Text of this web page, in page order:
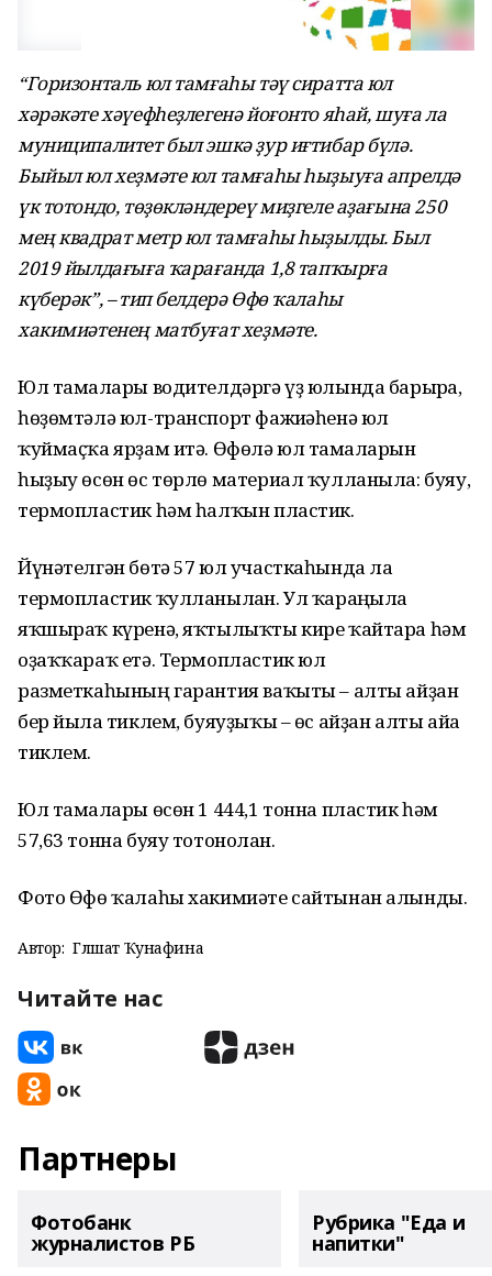
“Горизонталь юл тамғаһы тәү сиратта юл
хәрәкәте хәүефһеҙлегенә йоғонто яһай, шуға ла
муниципалитет был эшкә ҙур иғтибар бүлә.
Быйыл юл хеҙмәте юл тамғаһы һыҙыуға апрелдә
үк тотондо, төҙөкләндереү миҙгеле аҙағына 250
мең квадрат метр юл тамғаһы һыҙылды. Был
2019 йылдағыға ҡарағанда 1,8 тапҡырға
күберәк”, – тип белдерә Өфө ҡалаһы
хакимиәтенең матбуғат хеҙмәте.
Юл тамғалары водителдәргә үҙ юлында барырға,
һөҙөмтәлә юл-транспорт фажиғәһенә юл
ҡуймаҫҡа ярҙам итә. Өфөлә юл тамғаларын
һыҙыу өсөн өс төрлө материал ҡулланыла: буяу,
термопластик һәм һалҡын пластик.
Йүнәтелгән бөтә 57 юл участкаһында ла
термопластик ҡулланылған. Ул ҡараңғыла
яҡшыраҡ күренә, яҡтылыҡты кире ҡайтара һәм
оҙаҡҡараҡ етә. Термопластик юл
разметкаһының гарантия ваҡыты – алты айҙан
бер йылға тиклем, буяуҙыҡы – өс айҙан алты айға
тиклем.
Юл тамғалары өсөн 1 444,1 тонна пластик һәм
57,63 тонна буяу тотонолған.
Фото Өфө ҡалаһы хакимиәте сайтынан алынды.
Автор: Гөлшат Ҡунафина
Читайте нас
Партнеры
Фотобанк
журналистов РБ
Рубрика "Еда и
напитки"